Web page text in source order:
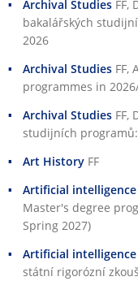
Archival Studies FF,
bakalářských
2026
Archival Studies FF,
programmes in
Archival Studies FF,
studijních
Art History FF
Artificial
Master's degree
Spring 2027)
Artificial
státní rigorózní